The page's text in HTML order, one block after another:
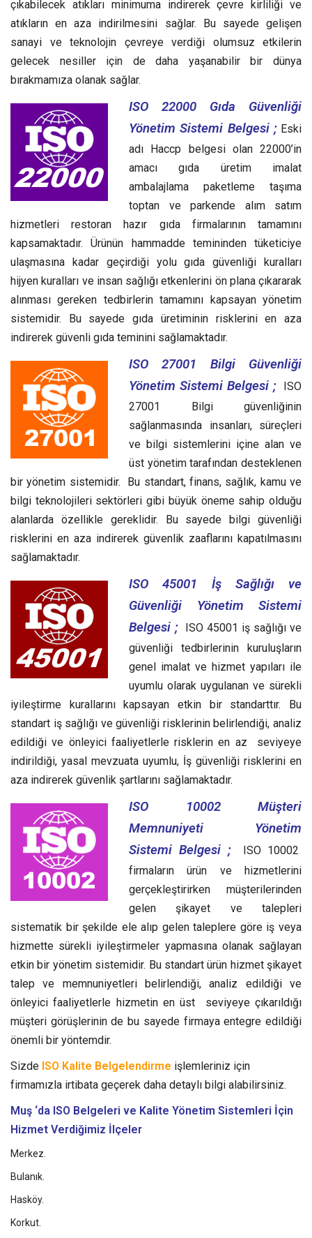
çıkabilecek atıkları minimuma indirerek çevre kirliliği ve
atıkların en aza indirilmesini sağlar. Bu sayede gelişen
sanayi ve teknolojin çevreye verdiği olumsuz etkilerin
gelecek nesiller için de daha yaşanabilir bir dünya
bırakmamıza olanak sağlar.
ISO 22000 Gıda Güvenliği
Yönetim Sistemi Belgesi ; Eski
adı Haccp belgesi olan 22000’in
amacı gıda üretim imalat
ambalajlama paketleme taşıma
toptan ve parkende alım satım
hizmetleri restoran hazır gıda firmalarının tamamını
kapsamaktadır. Ürünün hammadde temininden tüketiciye
ulaşmasına kadar geçirdiği yolu gıda güvenliği kuralları
hijyen kuralları ve insan sağlığı etkenlerini ön plana çıkararak
alınması gereken tedbirlerin tamamını kapsayan yönetim
sistemidir. Bu sayede gıda üretiminin risklerini en aza
indirerek güvenli gıda teminini sağlamaktadır.
ISO 27001 Bilgi Güvenliği
Yönetim Sistemi Belgesi ;
ISO
27001 Bilgi güvenliğinin
sağlanmasında insanları, süreçleri
ve bilgi sistemlerini içine alan ve
üst yönetim tarafından desteklenen
bir yönetim sistemidir. Bu standart, finans, sağlık, kamu ve
bilgi teknolojileri sektörleri gibi büyük öneme sahip olduğu
alanlarda özellikle gereklidir. Bu sayede bilgi güvenliği
risklerini en aza indirerek güvenlik zaaflarını kapatılmasını
sağlamaktadır.
ISO 45001 İş Sağlığı ve
Güvenliği Yönetim Sistemi
Belgesi ;
ISO 45001 iş sağlığı ve
güvenliği tedbirlerinin kuruluşların
genel imalat ve hizmet yapıları ile
uyumlu olarak uygulanan ve sürekli
iyileştirme kurallarını kapsayan etkin bir standarttır.
Bu
standart iş sağlığı ve güvenliği risklerinin belirlendiği, analiz
edildiği ve önleyici faaliyetlerle risklerin en az seviyeye
indirildiği, yasal mevzuata uyumlu, İş güvenliği risklerini en
aza indirerek güvenlik şartlarını sağlamaktadır.
ISO 10002 Müşteri
Memnuniyeti Yönetim
Sistemi Belgesi ;
ISO 10002
firmaların ürün ve hizmetlerini
gerçekleştirirken müşterilerinden
gelen şikayet ve talepleri
sistematik bir şekilde ele alıp gelen taleplere göre iş veya
hizmette sürekli iyileştirmeler yapmasına olanak sağlayan
etkin bir yönetim sistemidir. Bu standart ürün hizmet şikayet
talep ve memnuniyetleri belirlendiği, analiz edildiği ve
önleyici faaliyetlerle hizmetin en üst seviyeye çıkarıldığı
müşteri görüşlerinin de bu sayede firmaya entegre edildiği
önemli bir yöntemdir.
Sizde ISO Kalite Belgelendirme işlemleriniz için
firmamızla irtibata geçerek daha detaylı bilgi alabilirsiniz.
Muş ‘da ISO Belgeleri ve Kalite Yönetim Sistemleri İçin
Hizmet Verdiğimiz İlçeler
Merkez.
Bulanık.
Hasköy.
Korkut.